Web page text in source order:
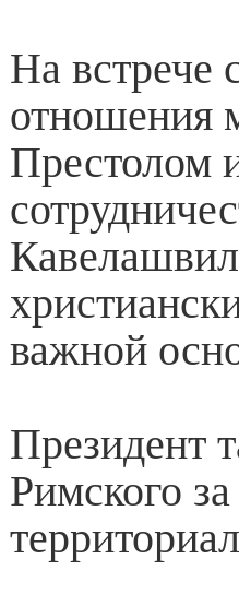
На встрече
отношения
Престолом
важной
Президент
Римского